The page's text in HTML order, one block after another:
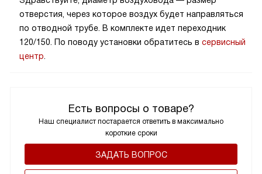
Есть вопросы о товаре?
Наш специалист постарается ответить в максимально
короткие сроки
ЗАДАТЬ ВОПРОС
отверстия, через которое воздух будет направляться
по отводной трубе. В комплекте идет переходник
120/150. По поводу установки обратитесь в сервисный
центр